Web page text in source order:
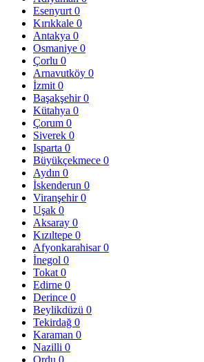
Esenyurt 0
Kırıkkale 0
Antakya 0
Osmaniye 0
Çorlu 0
Arnavutköy 0
İzmit 0
Başakşehir0
Kütahya 0
Çorum 0
Siverek 0
Isparta 0
Büyükçekmece 0
Aydın 0
İskenderun 0
Viranşehir0
Uşak 0
Aksaray 0
Kızıltepe 0
Afyonkarahisar0
İnegol 0
Tokat 0
Edirne 0
Derince 0
Beylikdüzü 0
Tekirdağ 0
Karaman 0
Nazilli 0
Ordu 0